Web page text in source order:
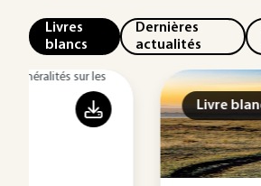
Livres
blancs
Dernières
actualités
Livre blanc